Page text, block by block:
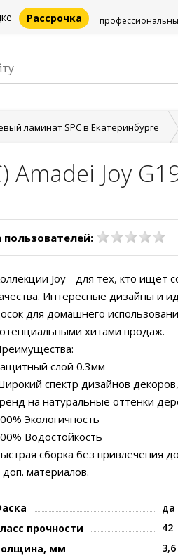
Рассрочка
ламинат SPC в Екатеринбурге
Amadei Joy
пользователей:
Јоу - для тех, кто ищет
Интересные дизайны и
для домашнего
хитами продаж.
слой 0.3мм
спектр дизайнов
на натуральные оттенки
Экологичность
Водостойкость
сборка без привлечения
доп. материалов.
да
прочности
42
мм
3,6